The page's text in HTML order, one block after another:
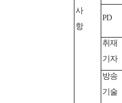
사
항
PD
취재
기자
방송
기술